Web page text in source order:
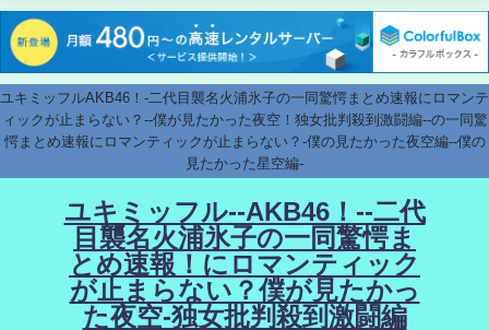
ユキミッフルAKB46！-二代目襲名火浦氷子の一同驚愕まとめ速報にロマンテ
ィックが止まらない？--僕が見たかった夜空！独女批判殺到激闘編--の一同驚
愕まとめ速報にロマンティックが止まらない？-僕の見たかった夜空編--僕の
見たかった星空編-
ユキミッフル--AKB46！--二代
目襲名火浦氷子の一同驚愕ま
とめ速報！にロマンティック
が止まらない？僕が見たかっ
た夜空-独女批判殺到激闘編